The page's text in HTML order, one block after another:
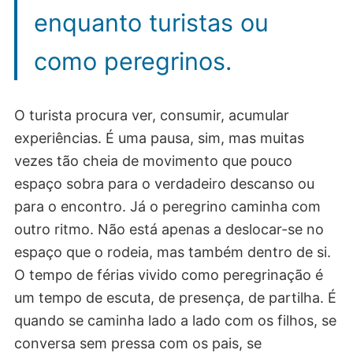
enquanto turistas ou
como peregrinos.
O turista procura ver, consumir, acumular
experiências. É uma pausa, sim, mas muitas
vezes tão cheia de movimento que pouco
espaço sobra para o verdadeiro descanso ou
para o encontro. Já o peregrino caminha com
outro ritmo. Não está apenas a deslocar-se no
espaço que o rodeia, mas também dentro de si.
O tempo de férias vivido como peregrinação é
um tempo de escuta, de presença, de partilha. É
quando se caminha lado a lado com os filhos, se
conversa sem pressa com os pais, se